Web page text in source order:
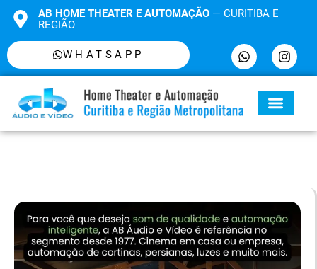
AB HOME THEATER E AUTOMAÇÃO— CURITIBA E
REGIÃO
WHATSAPP